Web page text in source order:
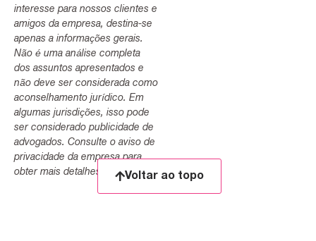
interesse para nossos clientes e
amigos da empresa, destina-se
apenas a informações gerais.
Não é uma análise completa
dos assuntos apresentados e
não deve ser considerada como
aconselhamento jurídico. Em
algumas jurisdições, isso pode
ser considerado publicidade de
advogados. Consulte o aviso de
privacidade da empresa para
obter mais detalhes.
Voltar ao topo